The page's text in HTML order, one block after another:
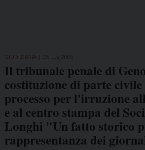
GIUDIZIARIA
Il tribunale penale di
costituzione di parte
processo per l'irruzione
e al centro stampa del
Longhi "Un fatto storico
rappresentanza dei